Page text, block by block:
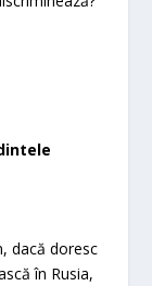
dacă doresc
în Rusia,